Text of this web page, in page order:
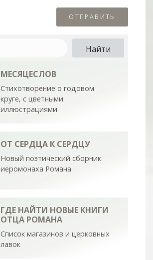
МЕСЯЦЕСЛОВ
Стихотворение о годовом
круге, с цветными
иллюстрациями
ОТ СЕРДЦА К СЕРДЦУ
Новый поэтический сборник
иеромонаха Романа
ГДЕ НАЙТИ НОВЫЕ КНИГИ
ОТЦА РОМАНА
Список магазинов и церковных
лавок